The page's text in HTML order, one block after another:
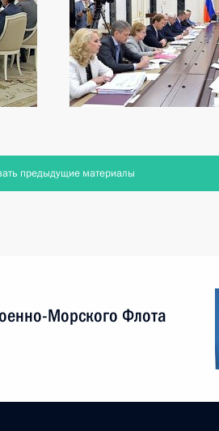
предыдущие материалы
Морского Флота